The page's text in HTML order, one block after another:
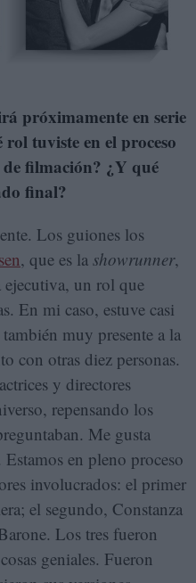
próximamente en serie
tuviste en el proceso
filmación? ¿Y qué
final?
Los guiones los
, que es la showrunner,
un rol que
En mi caso, estuve casi
muy presente a la
con otras diez personas.
y directores
repensando los
Me gusta
en pleno proceso
involucrados: el primer
el segundo, Constanza
Los tres fueron
geniales. Fueron